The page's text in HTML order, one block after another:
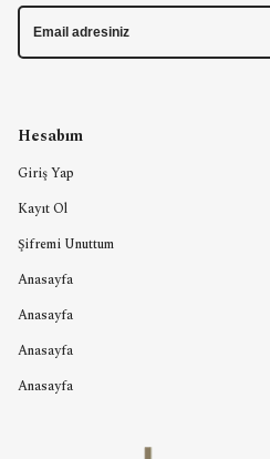
Hesabım
Giriş Yap
Kayıt Ol
Şifremi Unuttum
Anasayfa
Anasayfa
Anasayfa
Anasayfa